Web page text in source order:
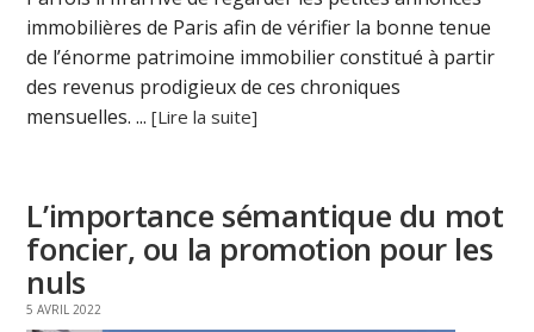
immobilières de Paris afin de vérifier la bonne tenue
de l’énorme patrimoine immobilier constitué à partir
des revenus prodigieux de ces chroniques
mensuelles. ...[Lire la suite]
L’importance sémantique du mot
foncier, ou la promotion pour les
nuls
5 AVRIL 2022